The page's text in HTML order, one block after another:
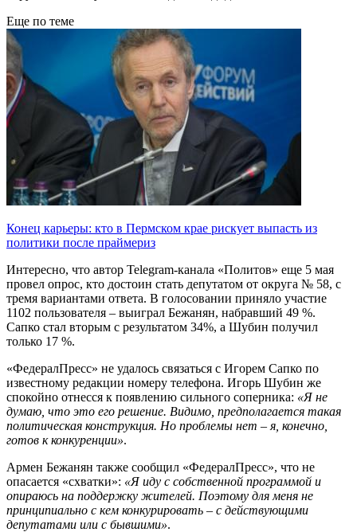
Еще по теме
Конец карьеры: кто в Пермском крае рискует выпасть из
политики после праймериз
Интересно, что автор Telegram-канала «Политов» еще 5 мая
провел опрос, кто достоин стать депутатом от округа № 58, с
тремя вариантами ответа. В голосовании приняло участие
1102 пользователя – выиграл Бежанян, набравший 49 %.
Сапко стал вторым с результатом 34%, а Шубин получил
только 17 %.
«ФедералПресс» не удалось связаться с Игорем Сапко по
известному редакции номеру телефона. Игорь Шубин же
спокойно отнесся к появлению сильного соперника: «Я не
думаю, что это его решение. Видимо, предполагается такая
политическая конструкция. Но проблемы нет – я, конечно,
готов к конкуренции».
Армен Бежанян также сообщил «ФедералПресс», что не
опасается «схватки»: «Я иду с собственной программой и
опираюсь на поддержку жителей. Поэтому для меня не
принципиально с кем конкурировать – с действующими
депутатами или с бывшими».